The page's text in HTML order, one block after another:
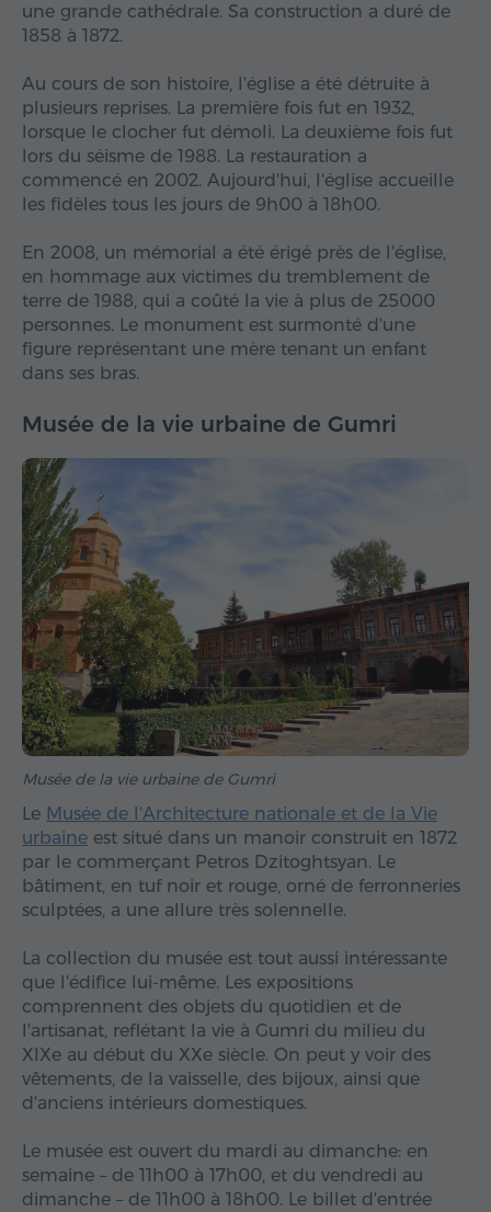
une grande cathédrale. Sa construction a duré de
1858 à 1872.
Au cours de son histoire, l'église a été détruite à
plusieurs reprises. La première fois fut en 1932,
lorsque le clocher fut démoli. La deuxième fois fut
lors du séisme de 1988. La restauration a
commencé en 2002. Aujourd'hui, l'église accueille
les fidèles tous les jours de 9h00 à 18h00.
En 2008, un mémorial a été érigé près de l'église,
en hommage aux victimes du tremblement de
terre de 1988, qui a coûté la vie à plus de 25000
personnes. Le monument est surmonté d'une
figure représentant une mère tenant un enfant
dans ses bras.
Musée de la vie urbaine de Gumri
Musée de la vie urbaine de Gumri
Le Musée de l'Architecture nationale et de la Vie
urbaine est situé dans un manoir construit en 1872
par le commerçant Petros Dzitoghtsyan. Le
bâtiment, en tuf noir et rouge, orné de ferronneries
sculptées, a une allure très solennelle.
La collection du musée est tout aussi intéressante
que l'édifice lui-même. Les expositions
comprennent des objets du quotidien et de
l'artisanat, reflétant la vie à Gumri du milieu du
XIXe au début du XXe siècle. On peut y voir des
vêtements, de la vaisselle, des bijoux, ainsi que
d'anciens intérieurs domestiques.
Le musée est ouvert du mardi au dimanche: en
semaine – de 11h00 à 17h00, et du vendredi au
dimanche – de 11h00 à 18h00. Le billet d'entrée